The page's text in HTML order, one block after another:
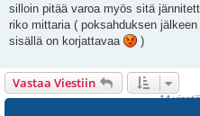
silloin pitää varoa myös sitä
riko mittaria ( poksahduksen
sisällä on korjattavaa
)
Vastaa Viestiin
14